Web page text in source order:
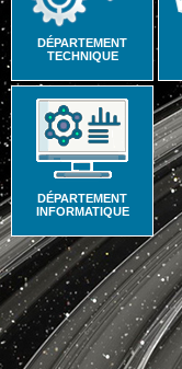
DÉPARTEMENT
TECHNIQUE
DÉPARTEMENT
INFORMATIQUE